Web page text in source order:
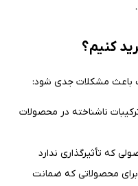
کنیم؟
باعث مشکلات جدی شود:
ناشناخته در محصولات
که تأثیرگذاری ندارد
محصولاتی که ضمانت